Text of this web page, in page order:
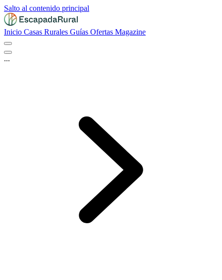
Salto al contenido principal
Inicio Casas Rurales Guías Ofertas Magazine
...